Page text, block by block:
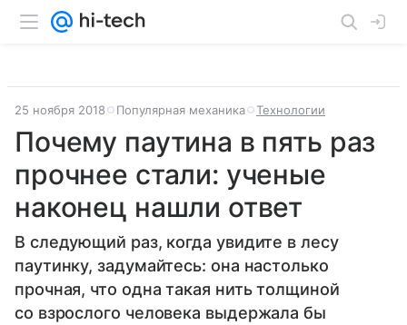
25 ноября 2018 Популярная механика Технологии
Почему паутина в пять раз
прочнее стали: ученые
наконец нашли ответ
В следующий раз, когда увидите в лесу
паутинку, задумайтесь: она настолько
прочная, что одна такая нить толщиной
со взрослого человека выдержала бы